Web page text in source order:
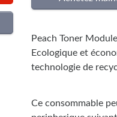
Peach Toner
Ecologique et
technologie de
Ce consommable